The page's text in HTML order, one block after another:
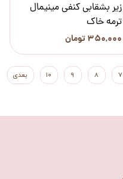
زیر بشقابی کنفی مینیمال
ترمه خاک
۳۵۰,۰۰۰ تومان
۷ ۸ ۹ ۱۰ بعدی